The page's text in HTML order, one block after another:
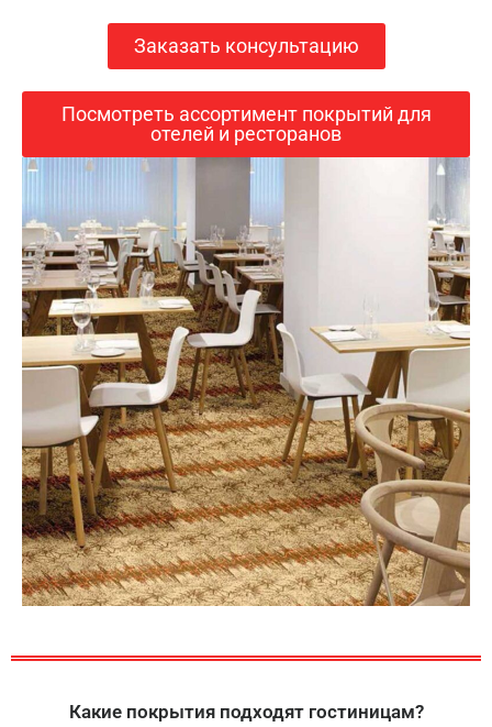
Заказать консультацию
Посмотреть ассортимент покрытий для
отелей и ресторанов
Какие покрытия подходят гостиницам?